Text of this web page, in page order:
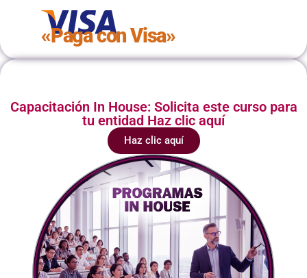
«Paga con Visa»
Capacitación In House: Solicita este curso para
tu entidad Haz clic aquí
Haz clic aquí